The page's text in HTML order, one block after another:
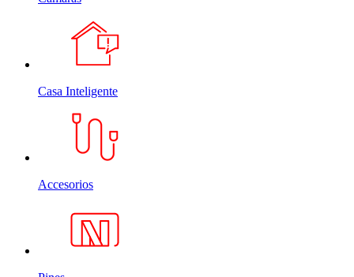
Casa Inteligente
Accesorios